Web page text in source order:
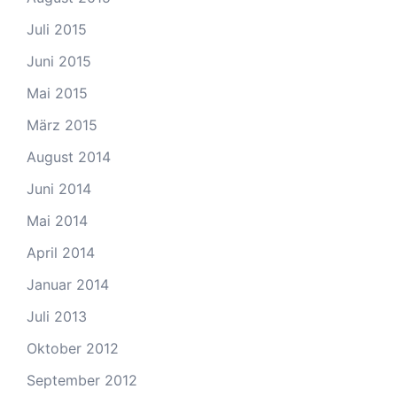
Juli 2015
Juni 2015
Mai 2015
März 2015
August 2014
Juni 2014
Mai 2014
April 2014
Januar 2014
Juli 2013
Oktober 2012
September 2012